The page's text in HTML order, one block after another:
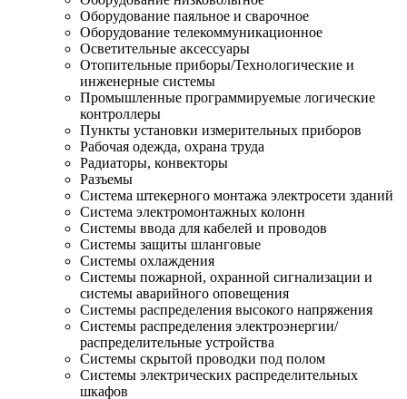
Оборудование паяльное и сварочное
Оборудование телекоммуникационное
Осветительные аксессуары
Отопительные приборы/Технологические и
инженерные системы
Промышленные программируемые логические
контроллеры
Пункты установки измерительных приборов
Рабочая одежда, охрана труда
Радиаторы, конвекторы
Разъемы
Система штекерного монтажа электросети зданий
Система электромонтажных колонн
Системы ввода для кабелей и проводов
Системы защиты шланговые
Системы охлаждения
Системы пожарной, охранной сигнализации и
системы аварийного оповещения
Системы распределения высокого напряжения
Системы распределения электроэнергии/
распределительные устройства
Системы скрытой проводки под полом
Системы электрических распределительных
шкафов